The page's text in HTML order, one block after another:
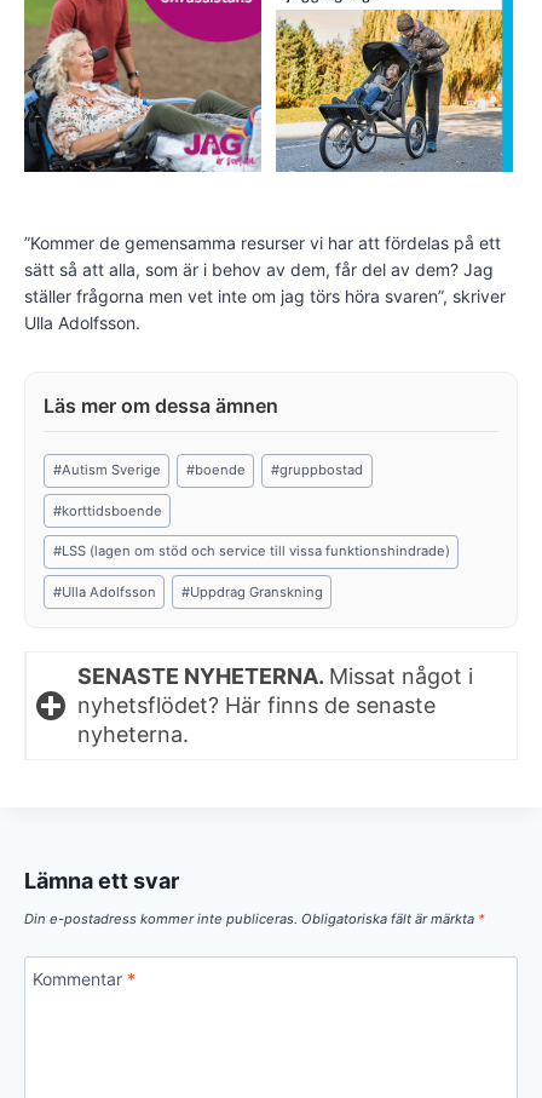
”Kommer de gemensamma resurser vi har att fördelas på ett
sätt så att alla, som är i behov av dem, får del av dem? Jag
ställer frågorna men vet inte om jag törs höra svaren”, skriver
Ulla Adolfsson.
Post
Tags:
#Autism Sverige #boende #gruppbostad
#korttidsboende
#LSS (lagen om stöd och service till vissa funktionshindrade)
#Ulla Adolfsson #Uppdrag Granskning
SENASTE NYHETERNA. Missat något i
nyhetsflödet? Här finns de senaste
nyheterna.
Lämna ett svar
Din e-postadress kommer inte publiceras. Obligatoriska fält är märkta *
Kommentar *